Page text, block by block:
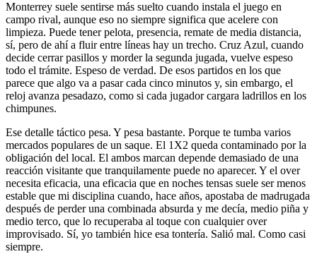
Monterrey suele sentirse más suelto cuando instala el juego en
campo rival, aunque eso no siempre significa que acelere con
limpieza. Puede tener pelota, presencia, remate de media distancia,
sí, pero de ahí a fluir entre líneas hay un trecho. Cruz Azul, cuando
decide cerrar pasillos y morder la segunda jugada, vuelve espeso
todo el trámite. Espeso de verdad. De esos partidos en los que
parece que algo va a pasar cada cinco minutos y, sin embargo, el
reloj avanza pesadazo, como si cada jugador cargara ladrillos en los
chimpunes.
Ese detalle táctico pesa. Y pesa bastante. Porque te tumba varios
mercados populares de un saque. El 1X2 queda contaminado por la
obligación del local. El ambos marcan depende demasiado de una
reacción visitante que tranquilamente puede no aparecer. Y el over
necesita eficacia, una eficacia que en noches tensas suele ser menos
estable que mi disciplina cuando, hace años, apostaba de madrugada
después de perder una combinada absurda y me decía, medio piña y
medio terco, que lo recuperaba al toque con cualquier over
improvisado. Sí, yo también hice esa tontería. Salió mal. Como casi
siempre.